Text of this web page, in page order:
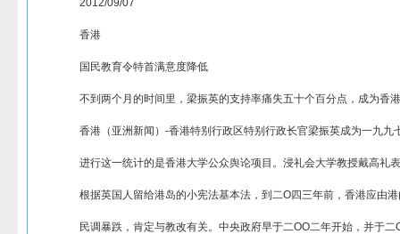
2012/09/07
香港
国民教育令特首满意度降低
不到两个月的时间里，梁振英的支持率痛失五十个百分点，成为香
香港（亚洲新闻）-香港特别行政区特别行政长官梁振英成为一九
进行这一统计的是香港大学公众舆论项目。浸礼会大学教授戴高礼
根据英国人留给港岛的小宪法基本法，到二O四三年前，香港应由
民调暴跌，肯定与教改有关。中央政府早于二OO二年开始，并于